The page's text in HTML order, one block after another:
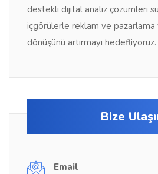
destekli dijital analiz çözümleri
içgörülerle reklam ve pazarlama
dönüşünü artırmayı hedefliyoruz.
Bize
Email